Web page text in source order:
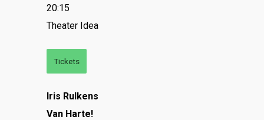
Iris Rulkens
Van Harte!
20:15
Theater Idea
Tickets